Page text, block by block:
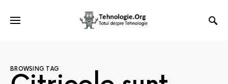
BROWSING TAG